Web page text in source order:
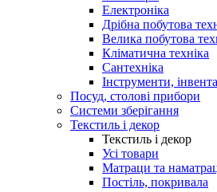
Електроніка
Дрібна побутова
Велика побутова
Кліматична техніка
Сантехніка
Інструменти,
Посуд, столові прибори
Системи зберігання
Текстиль і декор
Текстиль і декор
Усі товари
Матраци та
Постіль, покривала